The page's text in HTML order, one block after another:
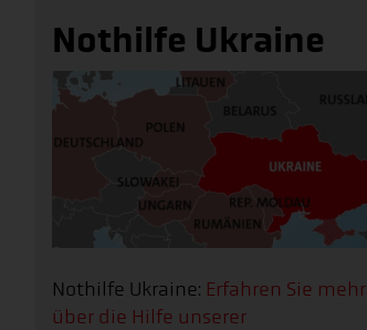
Nothilfe Ukraine
Nothilfe Ukraine: Erfahren Sie mehr
über die Hilfe unserer